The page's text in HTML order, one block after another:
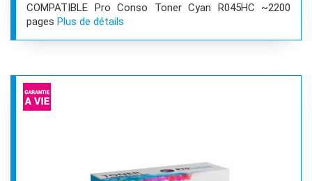
COMPATIBLE Pro Conso Toner Cyan R045HC ~2200
pages Plus de détails